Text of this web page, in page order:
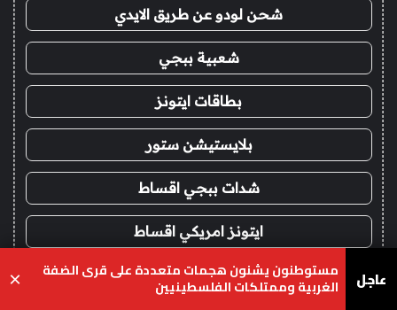
شحن لودو عن طريق الايدي
شعبية ببجي
بطاقات ايتونز
بلايستيشن ستور
شدات ببجي اقساط
ايتونز امريكي اقساط
ايتونز سعودي اقساط عاجل مستوطنون يشنون هجمات متعددة على قرى الضفة
الغربية وممتلكات الفلسطينيين ×